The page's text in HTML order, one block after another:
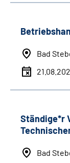
Bad
Ständige*r
Bad